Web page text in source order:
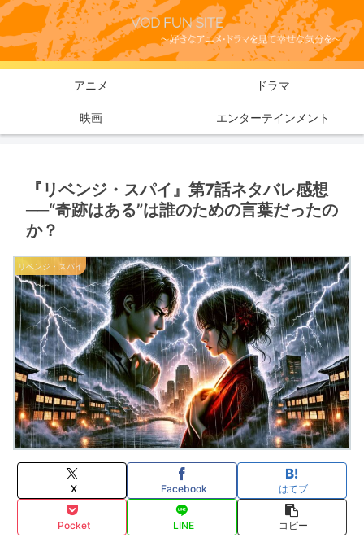
アニメ ドラマ
映画 エンターテインメント
『リベンジ・スパイ』第7話ネタバレ感想
──“奇跡はある”は誰のための言葉だったの
か？
リベンジ・スパイ
X Facebook はてブ
Pocket LINE コピー